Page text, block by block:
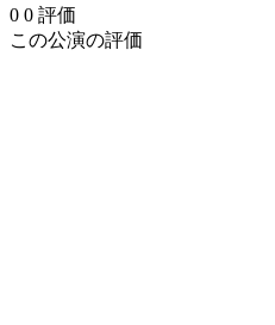
0 0 評価
この公演の評価